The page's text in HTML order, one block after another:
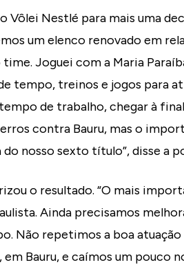
Vôlei Nestlé para mais uma
um elenco renovado em
Joguei com a Maria
tempo, treinos e jogos para
de trabalho, chegar à
contra Bauru, mas o
nosso sexto título”, disse a
o resultado. “O mais
Ainda precisamos
Não repetimos a boa
Bauru, e caímos um pouco